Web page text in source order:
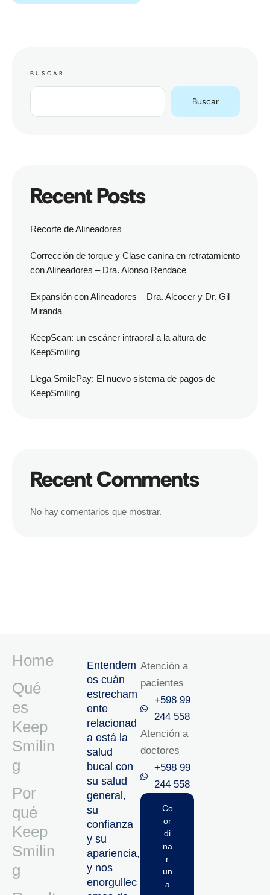
BUSCAR
Buscar
Recent Posts
Recorte de Alineadores
Corrección de torque y Clase canina en retratamiento
con Alineadores – Dra. Alonso Rendace
Expansión con Alineadores – Dra. Alcocer y Dr. Gil
Miranda
KeepScan: un escáner intraoral a la altura de
KeepSmiling
Llega SmilePay: El nuevo sistema de pagos de
KeepSmiling
Recent Comments
No hay comentarios que mostrar.
Home
Qué
es
Keep
Smilin
g
Por
qué
Keep
Smilin
g
Entendem
os cuán
estrecham
ente
relacionad
a está la
salud
bucal con
su salud
general,
su
confianza
y su
apariencia,
y nos
enorgullec
Atención a
pacientes
+598 99
244 558
Atención a
doctores
+598 99
244 558‬‬
Co
or
di
na
r
un
a